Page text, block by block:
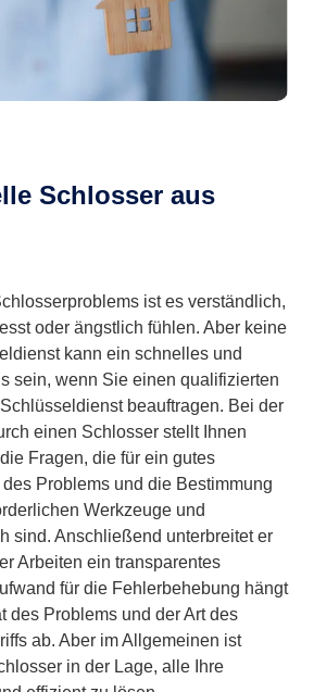
Schlosser aus
ist es verständlich,
oder ängstlich fühlen. Aber keine
kann ein schnelles und
sein, wenn Sie einen qualifizierten
beauftragen. Bei der
einen Schlosser stellt Ihnen
Fragen, die für ein gutes
Problems und die Bestimmung
Werkzeuge und
sind. Anschließend unterbreitet er
Arbeiten ein transparentes
für die Fehlerbehebung hängt
des Problems und der Art des
ab. Aber im Allgemeinen ist
in der Lage, alle Ihre